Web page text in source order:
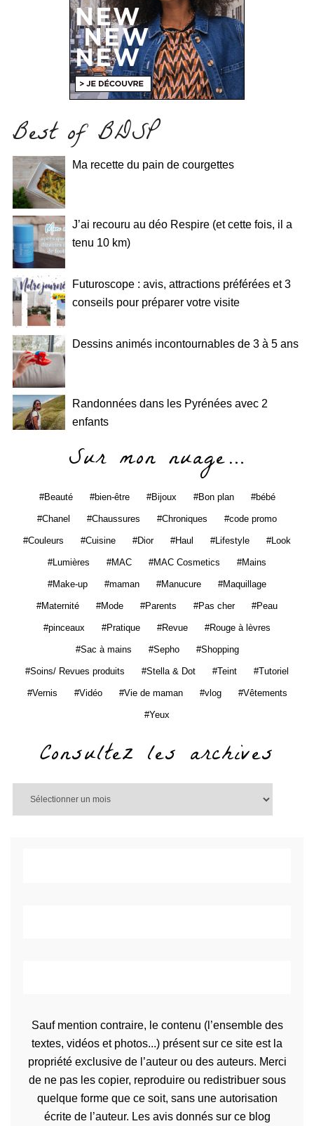
Best of BDSP
Ma recette du pain de courgettes
J’ai recouru au déo Respire (et cette fois, il a
tenu 10 km)
Futuroscope : avis, attractions préférées et 3
conseils pour préparer votre visite
Dessins animés incontournables de 3 à 5 ans
Randonnées dans les Pyrénées avec 2
enfants
Sur mon nuage…
Beauté bien-être Bijoux Bon plan bébé
Chanel Chaussures Chroniques code promo
Couleurs Cuisine Dior Haul Lifestyle Look
Lumières MAC MAC Cosmetics Mains
Make-up maman Manucure Maquillage
Maternité Mode Parents Pas cher Peau
pinceaux Pratique Revue Rouge à lèvres
Sac à mains Sepho Shopping
Soins/ Revues produits Stella & Dot Teint Tutoriel
Vernis Vidéo Vie de maman vlog Vêtements
Yeux
Consultez les archives
Sauf mention contraire, le contenu (l’ensemble des
textes, vidéos et photos...) présent sur ce site est la
propriété exclusive de l’auteur ou des auteurs. Merci
de ne pas les copier, reproduire ou redistribuer sous
quelque forme que ce soit, sans une autorisation
écrite de l’auteur. Les avis donnés sur ce blog